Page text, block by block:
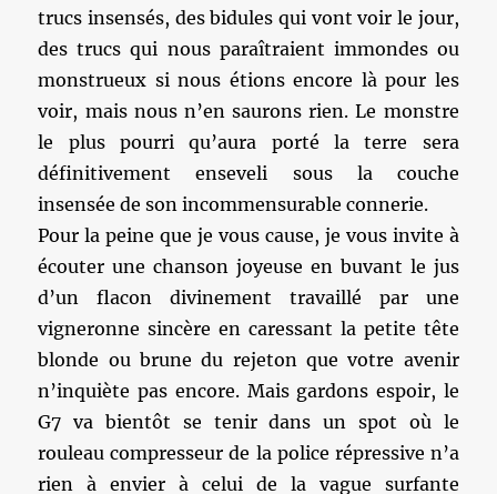
trucs insensés, des bidules qui vont voir le jour,
des trucs qui nous paraîtraient immondes ou
monstrueux si nous étions encore là pour les
voir, mais nous n’en saurons rien. Le monstre
le plus pourri qu’aura porté la terre sera
définitivement enseveli sous la couche
insensée de son incommensurable connerie.
Pour la peine que je vous cause, je vous invite à
écouter une chanson joyeuse en buvant le jus
d’un flacon divinement travaillé par une
vigneronne sincère en caressant la petite tête
blonde ou brune du rejeton que votre avenir
n’inquiète pas encore. Mais gardons espoir, le
G7 va bientôt se tenir dans un spot où le
rouleau compresseur de la police répressive n’a
rien à envier à celui de la vague surfante